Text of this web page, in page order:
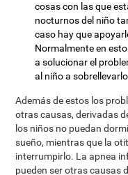
cosas con las que
nocturnos del niño
caso hay que
Normalmente en
a solucionar el
al niño a
Además de estos los
otras causas, derivadas
los niños no puedan
sueño, mientras que la
interrumpirlo. La apnea
pueden ser otras causas